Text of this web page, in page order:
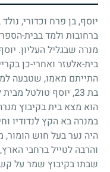
יוסף, בן פרח וכדורי,
ברחובות ולמד בבית-
מנרה שבגליל העליון.
בית-אלעזר ואחרי-כן
התייתם מאמו, שטבעה
בת 23, יוסף טולטל
הוא מצא בית בקיבוץ
במנרה בא הקץ לנדודיו
היה נער בעל חוש הומור,
והרבה לטייל ברחבי
שבתו בקיבוץ שמר על